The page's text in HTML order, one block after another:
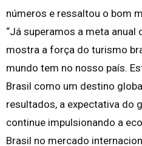
números e ressaltou o bom
“Já superamos a meta anual
mostra a força do turismo
mundo tem no nosso país.
Brasil como um destino
resultados, a expectativa do
continue impulsionando a
Brasil no mercado